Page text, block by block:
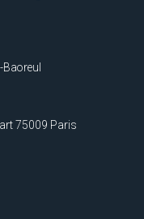
75009 Paris